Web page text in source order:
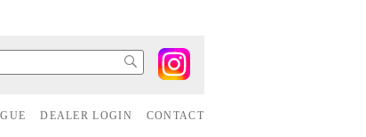
DEALER LOGIN CONTACT